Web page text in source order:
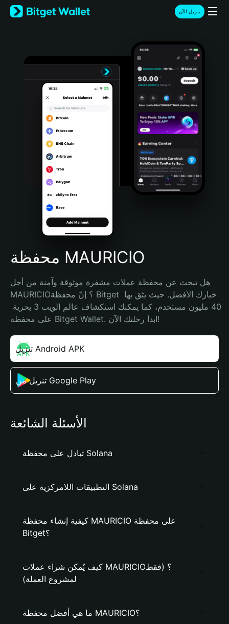
English
日本語
Türkçe
Português (Portugal)
Bahasa Indonesia
Português (Brasil)
Español (Argentina)
تنزيل الآن
محفظة MAURICIO
هل تبحث عن محفظة عملات مشفرة موثوقة وآمنة من أجل
MAURICIO؟ إنّ محفظة Bitget خيارك الأفضل. حيث يثق بها
على محفظة Bitget Wallet. ابدأ رحلتك الآن!
تنزيل Android APK
تنزيل من Google Play
الأسئلة الشائعة
تبادل على محفظة Solana
التطبيقات اللامركزية على Solana
كيفية إنشاء محفظة MAURICIO على محفظة
Bitget؟
كيف يُمكن شراء عملات MAURICIO؟ (فقط
لمشروع العملة)
ما هي أفضل محفظة MAURICIO؟